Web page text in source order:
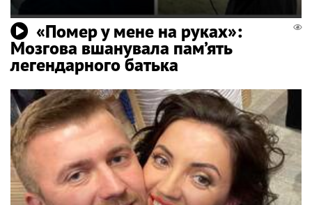
«Помер у мене на руках»:
Мозгова вшанувала пам’ять
легендарного батька